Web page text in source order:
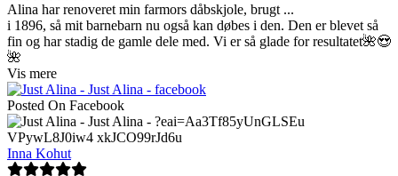
Alina har renoveret min farmors dåbskjole, brugt ...
i 1896, så mit barnebarn nu også kan døbes i den. Den er blevet så
fin og har stadig de gamle dele med. Vi er så glade for resultatet🌺😍
🌺
Vis mere
Posted On Facebook
Inna Kohut